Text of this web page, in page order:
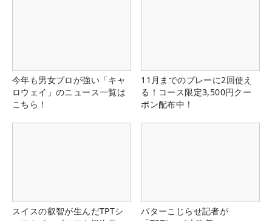
今年も男女プロが強い「キャ
ロウェイ」のニュース一覧は
こちら！
11月までのプレーに2回使え
る！コース限定3,500円クー
ポン配布中！
スイスの叡智が生んだTPTシ
パターこじらせ記者が